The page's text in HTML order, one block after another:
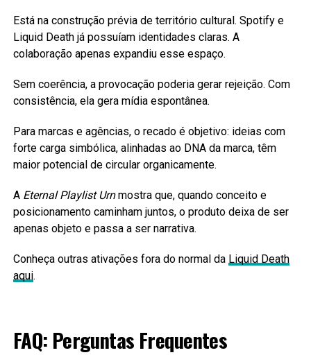
Está na construção prévia de território cultural. Spotify e
Liquid Death já possuíam identidades claras. A
colaboração apenas expandiu esse espaço.
Sem coerência, a provocação poderia gerar rejeição. Com
consistência, ela gera mídia espontânea.
Para marcas e agências, o recado é objetivo: ideias com
forte carga simbólica, alinhadas ao DNA da marca, têm
maior potencial de circular organicamente.
A Eternal Playlist Urnmostra que, quando conceito e
posicionamento caminham juntos, o produto deixa de ser
apenas objeto e passa a ser narrativa.
Conheça outras ativações fora do normal da Liquid Death
aqui.
FAQ: Perguntas Frequentes